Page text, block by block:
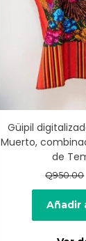
Güipil
Muerto,
de
Q950.00
Añadir